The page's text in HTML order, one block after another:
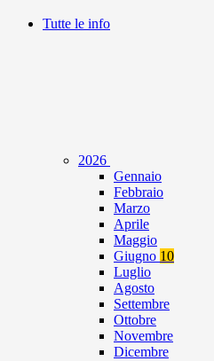
Tutte le info
2026
Gennaio
Febbraio
Marzo
Aprile
Maggio
Giugno 10
Luglio
Agosto
Settembre
Ottobre
Novembre
Dicembre